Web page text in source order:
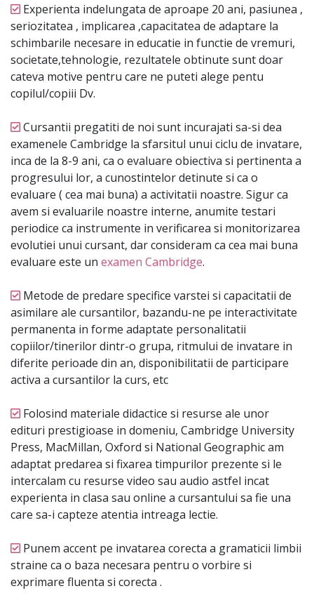
Experienta indelungata de aproape 20 ani, pasiunea ,
seriozitatea , implicarea ,capacitatea de adaptare la
schimbarile necesare in educatie in functie de vremuri,
societate,tehnologie, rezultatele obtinute sunt doar
cateva motive pentru care ne puteti alege pentu
copilul/copiii Dv.
Cursantii pregatiti de noi sunt incurajati sa-si dea
examenele Cambridge la sfarsitul unui ciclu de invatare,
inca de la 8-9 ani, ca o evaluare obiectiva si pertinenta a
progresului lor, a cunostintelor detinute si ca o
evaluare ( cea mai buna) a activitatii noastre. Sigur ca
avem si evaluarile noastre interne, anumite testari
periodice ca instrumente in verificarea si monitorizarea
evolutiei unui cursant, dar consideram ca cea mai buna
evaluare este un examen Cambridge.
Metode de predare specifice varstei si capacitatii de
asimilare ale cursantilor, bazandu-ne pe interactivitate
permanenta in forme adaptate personalitatii
copiilor/tinerilor dintr-o grupa, ritmului de invatare in
diferite perioade din an, disponibilitatii de participare
activa a cursantilor la curs, etc
Folosind materiale didactice si resurse ale unor
edituri prestigioase in domeniu, Cambridge University
Press, MacMillan, Oxford si National Geographic am
adaptat predarea si fixarea timpurilor prezente si le
intercalam cu resurse video sau audio astfel incat
experienta in clasa sau online a cursantului sa fie una
care sa-i capteze atentia intreaga lectie.
Punem accent pe invatarea corecta a gramaticii limbii
straine ca o baza necesara pentru o vorbire si
exprimare fluenta si corecta .